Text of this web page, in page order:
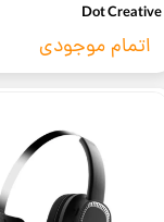
Dot Creative
اتمام موجودی